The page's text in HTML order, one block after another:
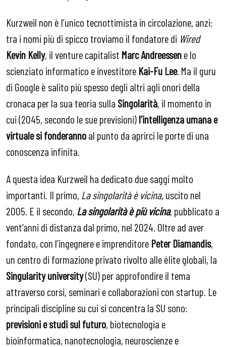
Kurzweil non è l’unico tecnottimista in circolazione, anzi:
tra i nomi più di spicco troviamo il fondatore di Wired
Kevin Kelly, il venture capitalist Marc Andreessene lo
scienziato informatico e investitore Kai-Fu Lee. Ma il guru
di Google è salito più spesso degli altri agli onori della
cronaca per la sua teoria sulla Singolarità, il momento in
cui (2045, secondo le sue previsioni)l’intelligenza umana e
virtuale si fonderannoal punto da aprirci le porte di una
conoscenza infinita.
A questa idea Kurzweil ha dedicato due saggi molto
importanti. Il primo, La singolarità è vicina, uscito nel
2005. E il secondo, La singolarità è più vicina, pubblicato a
vent’anni di distanza dal primo, nel 2024. Oltre ad aver
fondato, con l’ingegnere e imprenditore Peter Diamandis,
un centro di formazione privato rivolto alle élite globali, la
Singularity university(SU) per approfondire il tema
attraverso corsi, seminari e collaborazioni con startup. Le
principali discipline su cui si concentra la SU sono:
previsioni e studi sul futuro, biotecnologia e
bioinformatica, nanotecnologia, neuroscienze e